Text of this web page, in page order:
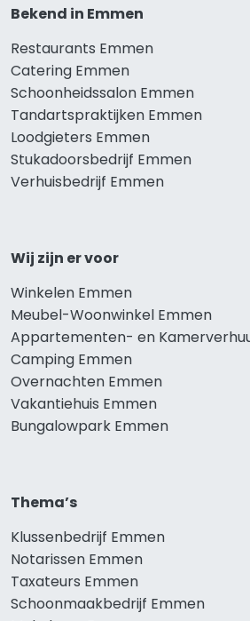
Bekend in Emmen
Restaurants Emmen
Catering Emmen
Schoonheidssalon Emmen
Tandartspraktijken Emmen
Loodgieters Emmen
Stukadoorsbedrijf Emmen
Verhuisbedrijf Emmen
Wij zijn er voor
Winkelen Emmen
Meubel-Woonwinkel Emmen
Appartementen- en
Camping Emmen
Overnachten Emmen
Vakantiehuis Emmen
Bungalowpark Emmen
Thema’s
Klussenbedrijf Emmen
Notarissen Emmen
Taxateurs Emmen
Schoonmaakbedrijf Emmen